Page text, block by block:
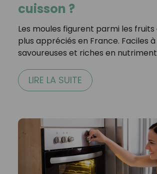
cuisson ?
Les moules figurent parmi les
plus appréciés en France. Faciles
savoureuses et riches en
LIRE LA SUITE